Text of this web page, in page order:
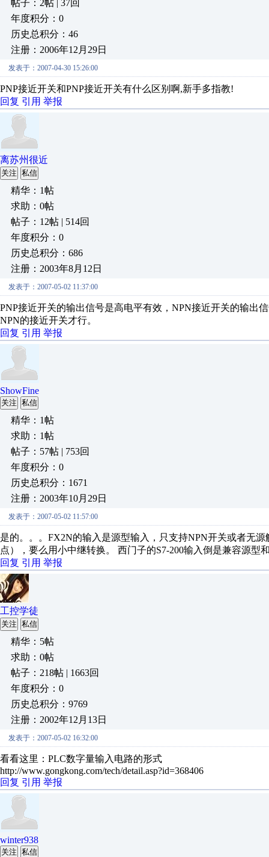
帖子：2帖 | 37回
年度积分：0
历史总积分：46
注册：2006年12月29日
发表于：2007-04-30 15:26:00
PNP接近开关和PNP接近开关有什么区别啊,新手多指教!
回复 引用 举报
离苏州很近
关注 私信
精华：1帖
求助：0帖
帖子：12帖 | 514回
年度积分：0
历史总积分：686
注册：2003年8月12日
发表于：2007-05-02 11:37:00
PNP接近开关的输出信号是高电平有效，NPN接近开关的输出
NPN的接近开关才行。
回复 引用 举报
ShowFine
关注 私信
精华：1帖
求助：1帖
帖子：57帖 | 753回
年度积分：0
历史总积分：1671
注册：2003年10月29日
发表于：2007-05-02 11:57:00
是的。。。FX2N的输入是源型输入，只支持NPN开关或者无
点），要么用小中继转换。 西门子的S7-200输入倒是兼容源型
回复 引用 举报
工控学徒
关注 私信
精华：5帖
求助：0帖
帖子：218帖 | 1663回
年度积分：0
历史总积分：9769
注册：2002年12月13日
发表于：2007-05-02 16:32:00
看看这里：PLC数字量输入电路的形式
http://www.gongkong.com/tech/detail.asp?id=368406
回复 引用 举报
winter938
关注 私信